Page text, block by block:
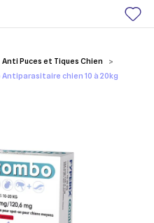
Anti Puces et Tiques Chien
Antiparasitaire chien 10 à 20kg